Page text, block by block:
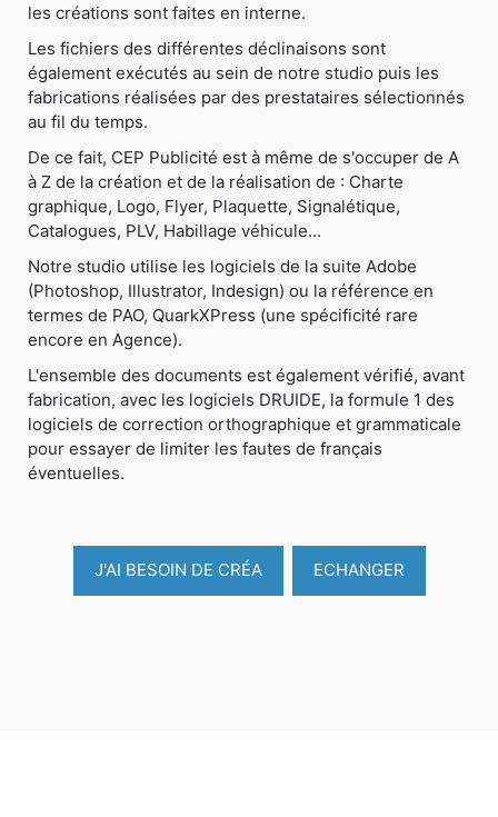
les créations sont faites en interne.
Les fichiers des différentes déclinaisons sont
également exécutés au sein de notre studio puis les
fabrications réalisées par des prestataires sélectionnés
au fil du temps.
De ce fait, CEP Publicité est à même de s'occuper de A
à Z de la création et de la réalisation de : Charte
graphique, Logo, Flyer, Plaquette, Signalétique,
Catalogues, PLV, Habillage véhicule...
Notre studio utilise les logiciels de la suite Adobe
(Photoshop, Illustrator, Indesign) ou la référence en
termes de PAO, QuarkXPress (une spécificité rare
encore en Agence).
L'ensemble des documents est également vérifié, avant
fabrication, avec les logiciels DRUIDE, la formule 1 des
logiciels de correction orthographique et grammaticale
pour essayer de limiter les fautes de français
éventuelles.
J'AI BESOIN DE CRÉA ECHANGER